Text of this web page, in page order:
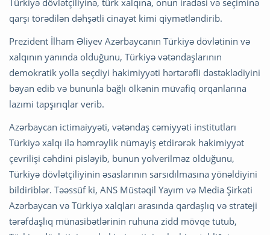
Türkiyə dövlətçiliyinə, türk xalqına, onun iradəsi və seçiminə
qarşı törədilən dəhşətli cinayət kimi qiymətləndirib.
Prezident İlham Əliyev Azərbaycanın Türkiyə dövlətinin və
xalqının yanında olduğunu, Türkiyə vətəndaşlarının
demokratik yolla seçdiyi hakimiyyəti hərtərəfli dəstəklədiyini
bəyan edib və bununla bağlı ölkənin müvafiq orqanlarına
lazımi tapşırıqlar verib.
Azərbaycan ictimaiyyəti, vətəndaş cəmiyyəti institutları
Türkiyə xalqı ilə həmrəylik nümayiş etdirərək hakimiyyət
çevrilişi cəhdini pisləyib, bunun yolverilməz olduğunu,
Türkiyə dövlətçiliyinin əsaslarının sarsıdılmasına yönəldiyini
bildiriblər. Təəssüf ki, ANS Müstəqil Yayım və Media Şirkəti
Azərbaycan və Türkiyə xalqları arasında qardaşlıq və strateji
tərəfdaşlıq münasibətlərinin ruhuna zidd mövqe tutub,